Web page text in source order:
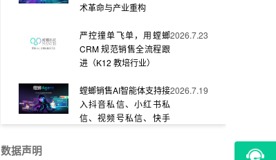
术革命与产业重构
严控撞单飞单，用螳螂
CRM 规范销售全流程跟
进（K12 教培行业）
2026.7.23
螳螂销售AI智能体支持接
入抖音私信、小红书私
信、视频号私信、快手
2026.7.19
数据声明